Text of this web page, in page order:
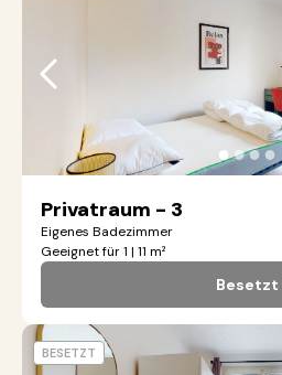
●●●●
Privatraum - 3
Eigenes Badezimmer
Geeignet für 1 | 11 m²
Besetzt
BESETZT